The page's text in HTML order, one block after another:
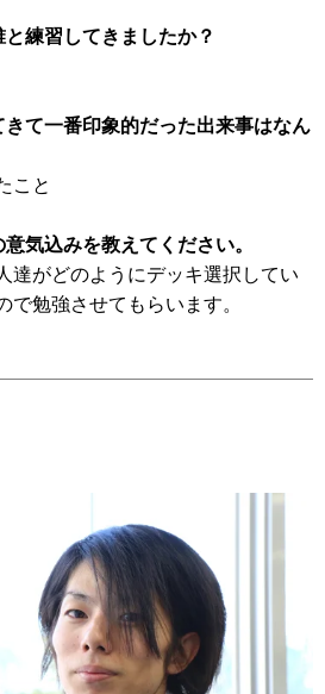
練習してきましたか？
て一番印象的だった出来事はなん
こと
気込みを教えてください。
達がどのようにデッキ選択してい
で勉強させてもらいます。